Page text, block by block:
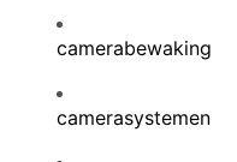
camerabewaking
camerasystemen